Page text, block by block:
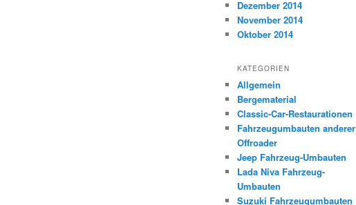
Dezember 2014
November 2014
Oktober 2014
KATEGORIEN
Allgemein
Bergematerial
Classic-Car-Restaurationen
Fahrzeugumbauten anderer
Offroader
Jeep Fahrzeug-Umbauten
Lada Niva Fahrzeug-
Umbauten
Suzuki Fahrzeugumbauten